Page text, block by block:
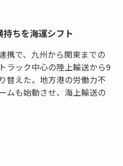
ちを海運シフト
携で、九州から関東までの
ラック中心の陸上輸送から9
替えた。地方港の労働力不
ムも始動させ、海上輸送の